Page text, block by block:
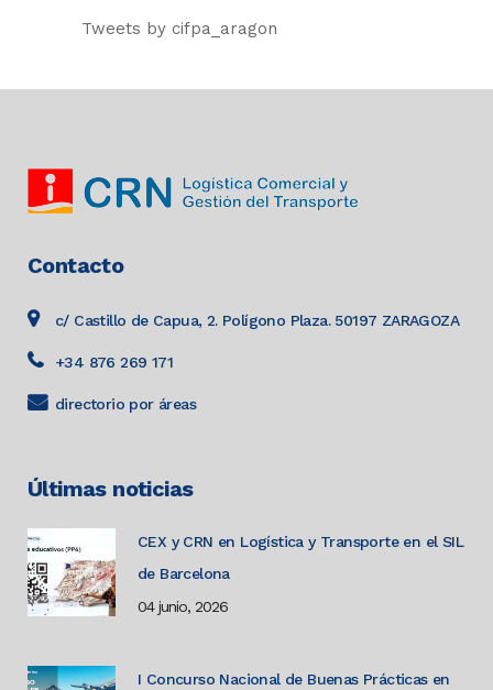
Tweets by cifpa_aragon
Contacto
c/ Castillo de Capua, 2. Polígono Plaza. 50197 ZARAGOZA
+34 876 269 171
directorio por áreas
Últimas noticias
CEX y CRN en Logística y Transporte en el SIL
de Barcelona
04 junio, 2026
I Concurso Nacional de Buenas Prácticas en